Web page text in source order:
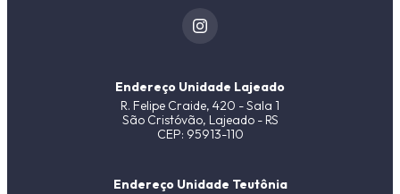
Endereço Unidade Lajeado
R. Felipe Craide, 420 - Sala 1
São Cristóvão, Lajeado - RS
CEP: 95913-110
Endereço Unidade Teutônia